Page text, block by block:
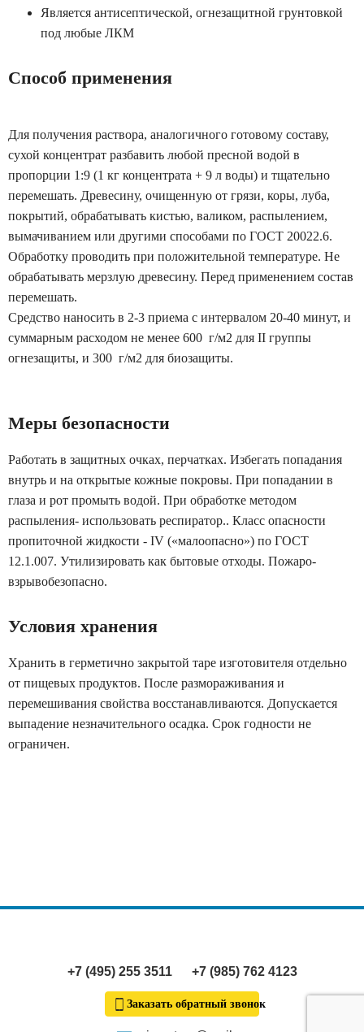
Является антисептической, огнезащитной грунтовкой
под любые ЛКМ
Способ применения
Для получения раствора, аналогичного готовому составу,
сухой концентрат разбавить любой пресной водой в
пропорции 1:9 (1 кг концентрата + 9 л воды) и тщательно
перемешать. Древесину, очищенную от грязи, коры, луба,
покрытий, обрабатывать кистью, валиком, распылением,
вымачиванием или другими способами по ГОСТ 20022.6.
Обработку проводить при положительной температуре. Не
обрабатывать мерзлую древесину. Перед применением состав
перемешать.
Средство наносить в 2-3 приема с интервалом 20-40 минут, и
суммарным расходом не менее 600 г/м2 для II группы
огнезащиты, и 300 г/м2 для биозащиты.
Меры безопасности
Работать в защитных очках, перчатках. Избегать попадания
внутрь и на открытые кожные покровы. При попадании в
глаза и рот промыть водой. При обработке методом
распыления- использовать респиратор.. Класс опасности
пропиточной жидкости - IV («малоопасно») по ГОСТ
12.1.007. Утилизировать как бытовые отходы. Пожаро-
взрывобезопасно.
Условия хранения
Хранить в герметично закрытой таре изготовителя отдельно
от пищевых продуктов. После размораживания и
перемешивания свойства восстанавливаются. Допускается
выпадение незначительного осадка. Срок годности не
ограничен.
+7 (495) 255 3511 +7 (985) 762 4123
Заказать обратный звонок